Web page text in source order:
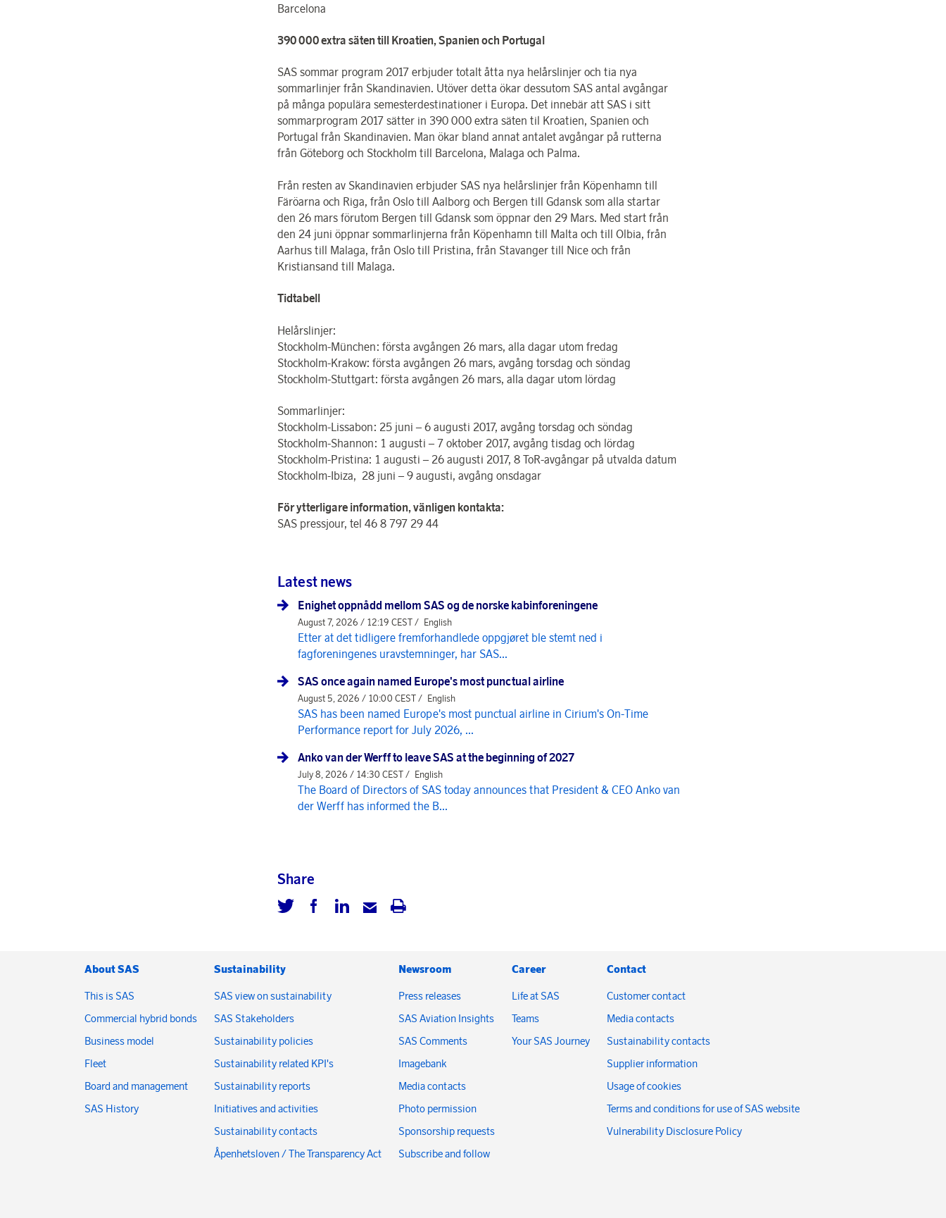
Barcelona
390 000 extra säten till Kroatien, Spanien och Portugal
SAS sommar program 2017 erbjuder totalt åtta nya helårslinjer och tia nya
sommarlinjer från Skandinavien. Utöver detta ökar dessutom SAS antal avgångar
på många populära semesterdestinationer i Europa. Det innebär att SAS i sitt
sommarprogram 2017 sätter in 390 000 extra säten til Kroatien, Spanien och
Portugal från Skandinavien. Man ökar bland annat antalet avgångar på rutterna
från Göteborg och Stockholm till Barcelona, Malaga och Palma.
Från resten av Skandinavien erbjuder SAS nya helårslinjer från Köpenhamn till
Färöarna och Riga, från Oslo till Aalborg och Bergen till Gdansk som alla startar
den 26 mars förutom Bergen till Gdansk som öppnar den 29 Mars. Med start från
den 24 juni öppnar sommarlinjerna från Köpenhamn till Malta och till Olbia, från
Aarhus till Malaga, från Oslo till Pristina, från Stavanger till Nice och från
Kristiansand till Malaga.
Tidtabell
Helårslinjer:
Stockholm-München: första avgången 26 mars, alla dagar utom fredag
Stockholm-Krakow: första avgången 26 mars, avgång torsdag och söndag
Stockholm-Stuttgart: första avgången 26 mars, alla dagar utom lördag
Sommarlinjer:
Stockholm-Lissabon: 25 juni – 6 augusti 2017, avgång torsdag och söndag
Stockholm-Shannon: 1 augusti – 7 oktober 2017, avgång tisdag och lördag
Stockholm-Pristina: 1 augusti – 26 augusti 2017, 8 ToR-avgångar på utvalda datum
Stockholm-Ibiza, 28 juni – 9 augusti, avgång onsdagar
För ytterligare information, vänligen kontakta:
SAS pressjour, tel 46 8 797 29 44
Latest news
Enighet oppnådd mellom SAS og de norske kabinforeningene
August 7, 2026 / 12:19 CEST / English
Etter at det tidligere fremforhandlede oppgjøret ble stemt ned i
fagforeningenes uravstemninger, har SAS...
SAS once again named Europe's most punctual airline
August 5, 2026 / 10:00 CEST / English
SAS has been named Europe's most punctual airline in Cirium's On-Time
Performance report for July 2026, ...
Anko van der Werff to leave SAS at the beginning of 2027
July 8, 2026 / 14:30 CEST / English
The Board of Directors of SAS today announces that President & CEO Anko van
der Werff has informed the B...
Share
About SAS
This is SAS
Commercial hybrid bonds
Business model
Fleet
Board and management
SAS History
Sustainability
SAS view on sustainability
SAS Stakeholders
Sustainability policies
Sustainability related KPI's
Sustainability reports
Initiatives and activities
Sustainability contacts
Åpenhetsloven / The Transparency Act
Newsroom
Press releases
SAS Aviation Insights
SAS Comments
Imagebank
Media contacts
Photo permission
Sponsorship requests
Subscribe and follow
Career
Life at SAS
Teams
Your SAS Journey
Contact
Customer contact
Media contacts
Sustainability contacts
Supplier information
Usage of cookies
Terms and conditions for use of SAS website
Vulnerability Disclosure Policy